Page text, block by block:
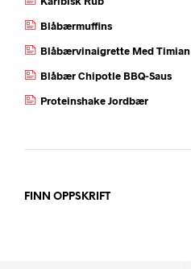
Blåbærmuffins
Blåbærvinaigrette Med Timian
Blåbær Chipotle BBQ-Saus
Proteinshake Jordbær
FINN OPPSKRIFT